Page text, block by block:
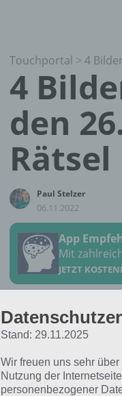
Touchportal > 4
4
den
Rätsel
Paul Stelzer
06.11.2022
App
Mit
JETZT
Die Lösung für das
Bilder 1 Wort. Wenn
TROLL
Stand: 29.11.2025
Wir freuen uns sehr
Nutzung der
personenbezogener